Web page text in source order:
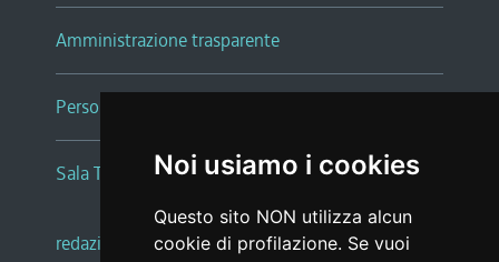
Noi usiamo i cookies
Questo sito NON utilizza alcun
cookie di profilazione. Se vuoi
Amministrazione trasparente
Persone e Uffici
Sala Tiziano Tessitori
redazione web |note legali |glossario